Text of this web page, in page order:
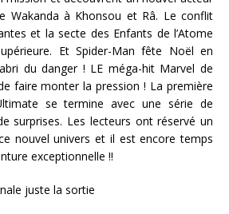
Wakanda à Khonsou et Râ. Le conflit
et la secte des Enfants de l’Atome
Et Spider-Man fête Noël en
du danger ! LE méga-hit Marvel de
faire monter la pression ! La première
se termine avec une série de
surprises. Les lecteurs ont réservé un
nouvel univers et il est encore temps
exceptionnelle !!
juste la sortie